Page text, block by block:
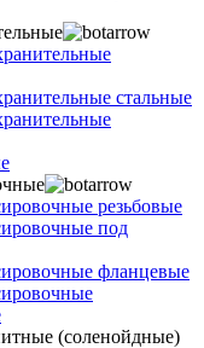
стальные
резьбовые
под
фланцевые
(соленойдные)